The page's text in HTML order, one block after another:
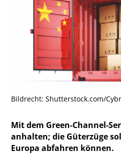
Bildrecht: Shutterstock.com/
Mit dem Green-Channel-
anhalten; die Güterzüge
Europa abfahren können.